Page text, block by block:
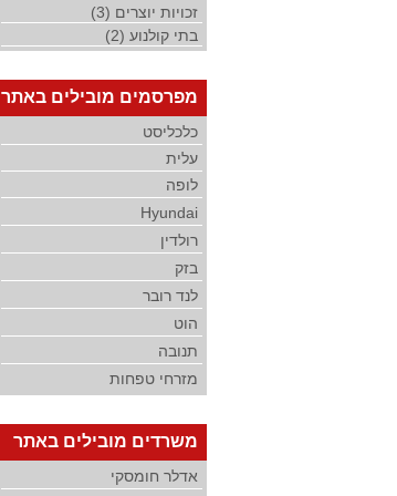
זכויות יוצרים (3)
בתי קולנוע (2)
מפרסמים מובילים באתר
כלכליסט
עלית
לופה
Hyundai
רולדין
בזק
לנד רובר
הוט
תנובה
מזרחי טפחות
משרדים מובילים באתר
אדלר חומסקי